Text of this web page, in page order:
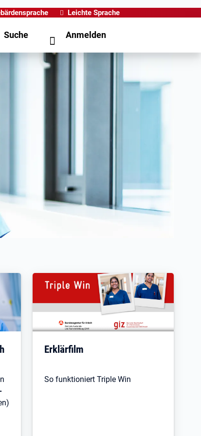
Leichte Sprache
Suche Anmelden
Öffnet in neuem Tab
Erklärfilm
So funktioniert Triple Win